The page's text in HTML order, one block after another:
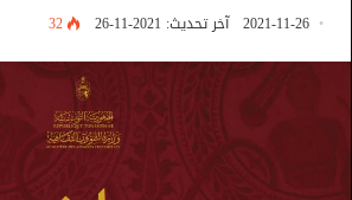
2021-11-26 آخر تحديث: 2021-11-26 32